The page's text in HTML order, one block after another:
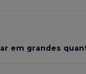
em grandes